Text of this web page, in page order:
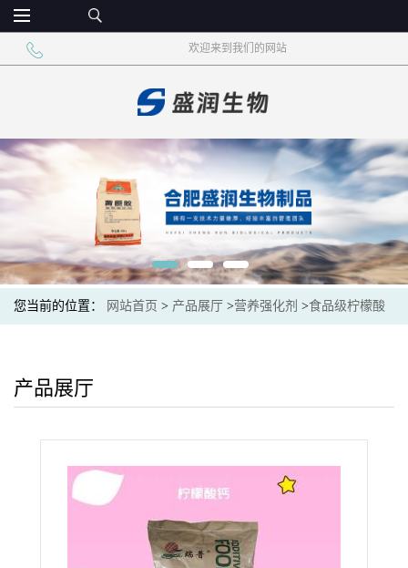
欢迎来到我们的网站
您当前的位置： 网站首页 > 产品展厅 >营养强化剂 >食品级柠檬酸
产品展厅